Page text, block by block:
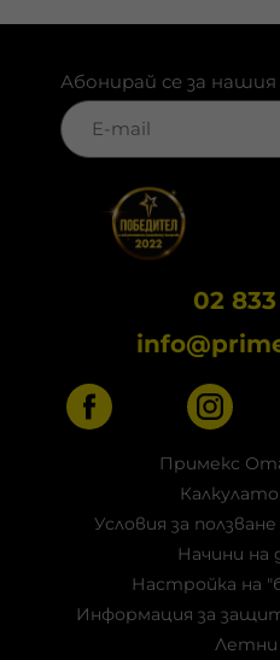
Абонирай се за
02
Примекс
Условия за
Начини на
Настройка на
Информация за
Летни